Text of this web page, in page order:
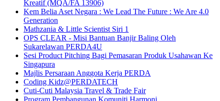
Kreatif (MQA/FA 13906)
Kem Belia Aset Negara : We Lead The Future : We Are 4.0
Generation
Mathzania & Little Scientist Siri 1
OPS CLEAR - Misi Bantuan Banjir Baling Oleh
Sukarelawan PERDA4U
Sesi Product Pitching Bagi Pemasaran Produk Usahawan Ke
Singapura
Majlis Persaraan Anggota Kerja PERDA
Coding Kidz@PERDATECH
Cuti-Cuti Malaysia Travel & Trade Fair